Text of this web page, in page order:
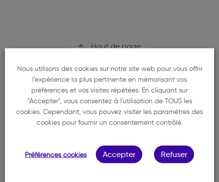
Haut de page
Ordre des avocats du Barreau de Bordeaux
Nous utilisons des cookies sur notre site web pour vous offrir
l'expérience la plus pertinente en mémorisant vos
préférences et vos visites répétées. En cliquant sur
"Accepter", vous consentez à l'utilisation de TOUS les
cookies. Cependant, vous pouvez visiter les paramètres des
cookies pour fournir un consentement contrôlé.
Préférences cookies Accepter Refuser